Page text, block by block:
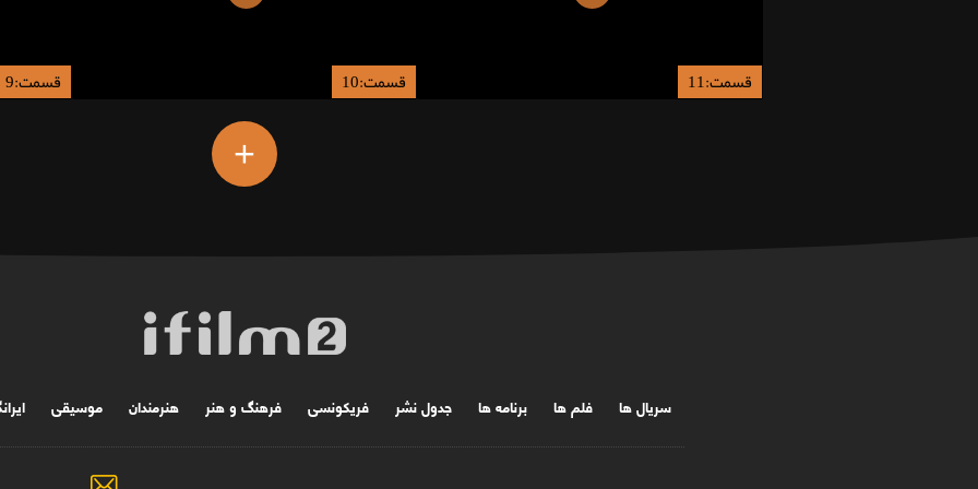
قسمت:11 قسمت:10 قسمت:9
+
سریال ها فلم ها برنامه ها جدول نشر فریکونسی فرهنگ و هنر هنرمندان موسیقی